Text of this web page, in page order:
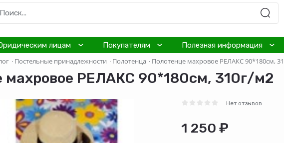
лицам Покупателям Полезная информация
· Постельные принадлежности · Полотенца · Полотенце махровое РЕЛАКС 90*180см,
махровое РЕЛАКС 90*180см, 310г/м2
Нет отзывов
1 250 ₽